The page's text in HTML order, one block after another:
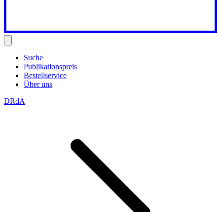
Suche
Publikationspreis
Bestellservice
Über uns
DRdA